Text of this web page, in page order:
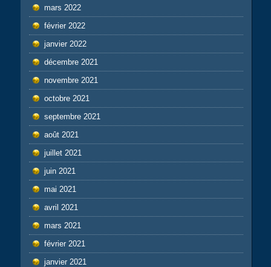
mars 2022
février 2022
janvier 2022
décembre 2021
novembre 2021
octobre 2021
septembre 2021
août 2021
juillet 2021
juin 2021
mai 2021
avril 2021
mars 2021
février 2021
janvier 2021